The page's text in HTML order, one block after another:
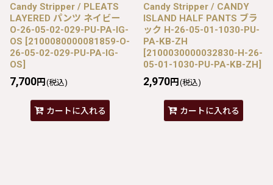
Candy Stripper / PLEATS
LAYERED パンツ ネイビー
O-26-05-02-029-PU-PA-IG-
OS [2100080000081859-O-
26-05-02-029-PU-PA-IG-
OS]
7,700円 (税込)
カートに入れる
Candy Stripper / CANDY
ISLAND HALF PANTS ブラ
ック H-26-05-01-1030-PU-
PA-KB-ZH
[2100030000032830-H-26-
05-01-1030-PU-PA-KB-ZH]
2,970円 (税込)
カートに入れる